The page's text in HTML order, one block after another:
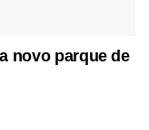
novo parque de